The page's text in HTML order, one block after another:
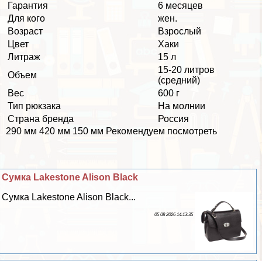
Гарантия
6 месяцев
Для кого
жен.
Возраст
Взрослый
Цвет
Хаки
Литраж
15 л
Объем
15-20 литров
(средний)
Вес
600 г
Тип рюкзака
На молнии
Страна бренда
Россия
290 мм 420 мм 150 мм Рекомендуем посмотреть
Сумка Lakestone Alison Black
Сумка Lakestone Alison Black...
05 08 2026 14:13:35